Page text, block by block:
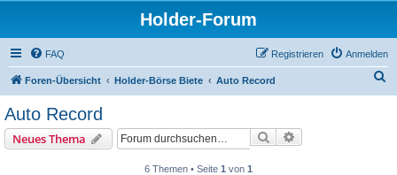
Holder-Forum
FAQ Anmelden
Registrieren
Foren-Übersicht Holder-Börse Biete Auto Record
Auto Record
Neues Thema Suche
6 Themen • Seite 1 von 1